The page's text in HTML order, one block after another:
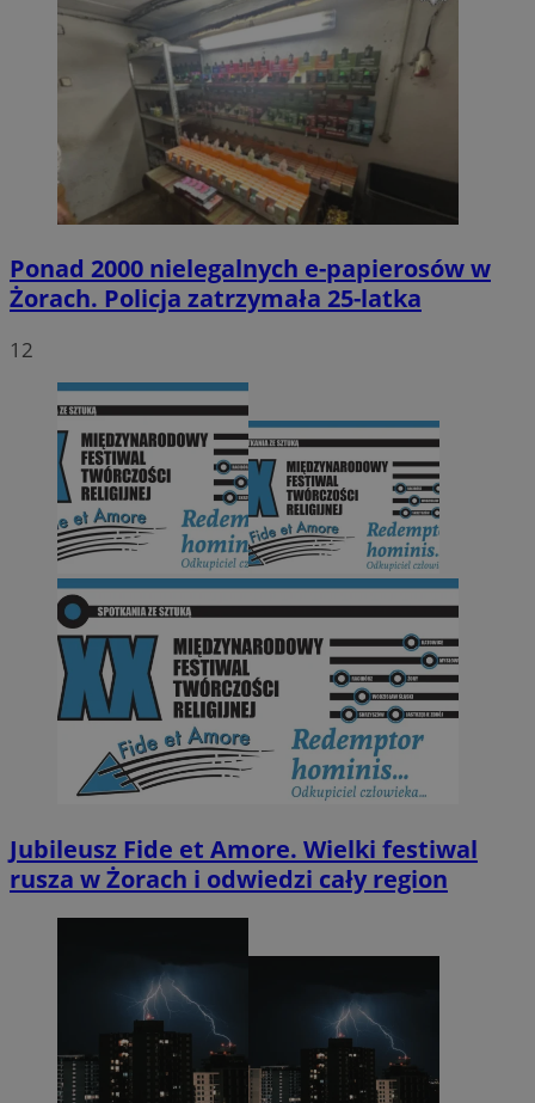
Ponad 2000 nielegalnych e-papierosów w
Żorach. Policja zatrzymała 25-latka
12
Jubileusz Fide et Amore. Wielki festiwal
rusza w Żorach i odwiedzi cały region